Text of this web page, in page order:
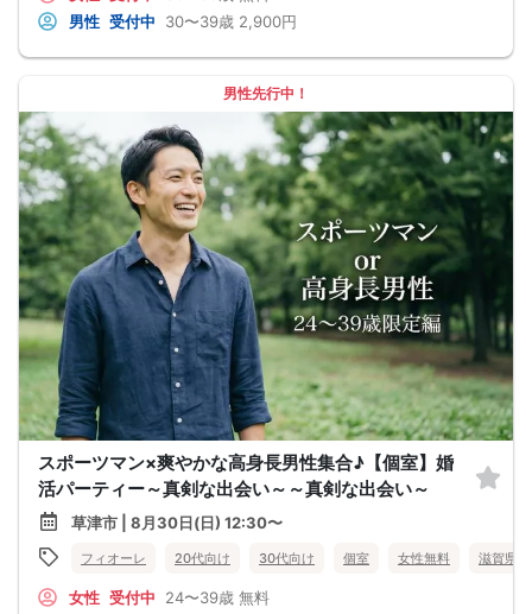
男性 受付中 30〜39歳 2,900円
男性先行中！
スポーツマン×爽やかな高身長男性集合♪【個室】婚
活パーティー～真剣な出会い～～真剣な出会い～
草津市 | 8月30日(日) 12:30〜
フィオーレ 20代向け 30代向け 個室 女性無料 滋賀県
女性 受付中 24〜39歳 無料